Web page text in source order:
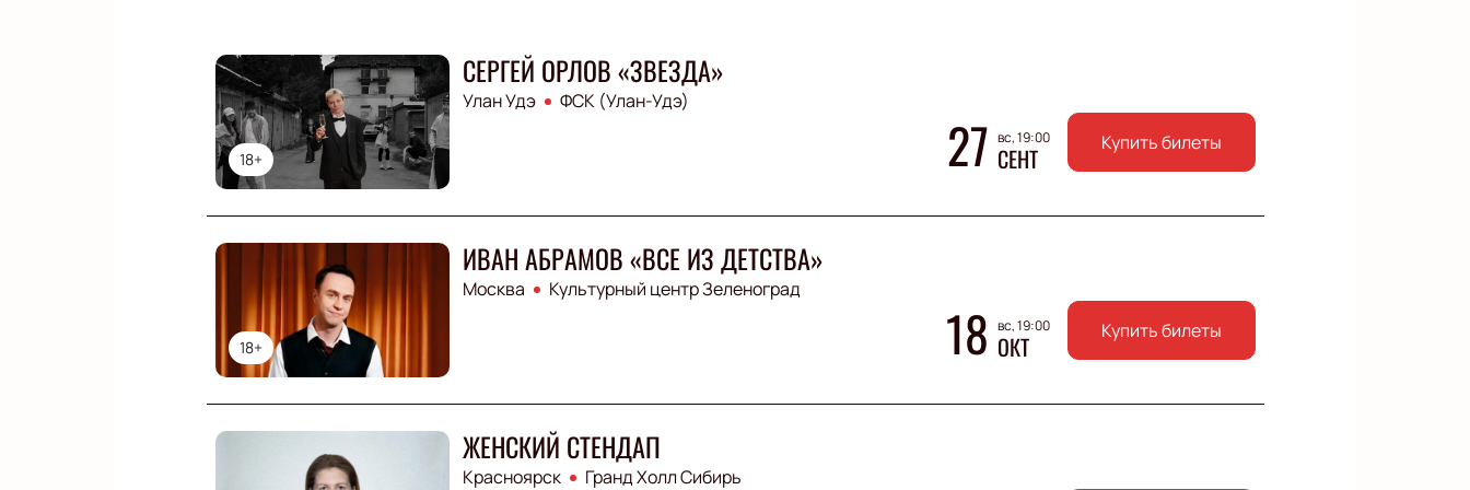
18+
СЕРГЕЙ ОРЛОВ «ЗВЕЗДА»
Улан Удэ ФСК (Улан-Удэ)
27 вс, 19:00
СЕНТ Купить билеты
18+
ИВАН АБРАМОВ «ВСЕ ИЗ ДЕТСТВА»
Москва Культурный центр Зеленоград
18 вс, 19:00
ОКТ Купить билеты
ЖЕНСКИЙ СТЕНДАП
Красноярск Гранд Холл Сибирь